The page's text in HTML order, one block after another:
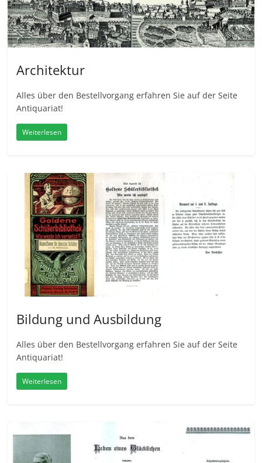
Architektur
Alles über den Bestellvorgang erfahren Sie auf der Seite
Antiquariat!
Weiterlesen
Bildung und Ausbildung
Alles über den Bestellvorgang erfahren Sie auf der Seite
Antiquariat!
Weiterlesen